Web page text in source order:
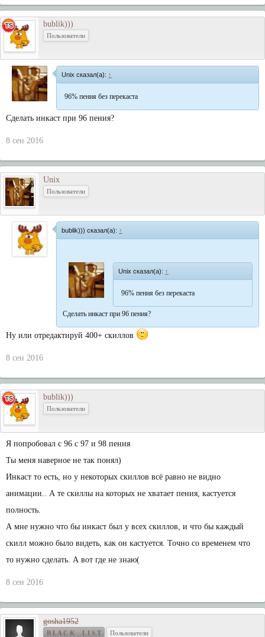
bublik)))
Пользователи
Unix сказал(а): ↑
96% пения без перекаста
Сделать инкаст при 96 пения?
8 сен 2016
Unix
Пользователи
bublik))) сказал(а): ↑
Unix сказал(а): ↑
96% пения без перекаста
Сделать инкаст при 96 пения?
Ну или отредактируй 400+ скиллов
8 сен 2016
bublik)))
Пользователи
Я попробовал с 96 с 97 и 98 пения
Ты меня наверное не так понял)
Инкаст то есть, но у некоторых скиллов всё равно не видно
анимации.. А те скиллы на которых не хватает пения, кастуется
полность.
А мне нужно что бы инкаст был у всех скиллов, и что бы каждый
скилл можно было видеть, как он кастуется. Точно со временем что
то нужно сделать. А вот где не знаю(
8 сен 2016
gosha1952
B L A C K L I S T Пользователи